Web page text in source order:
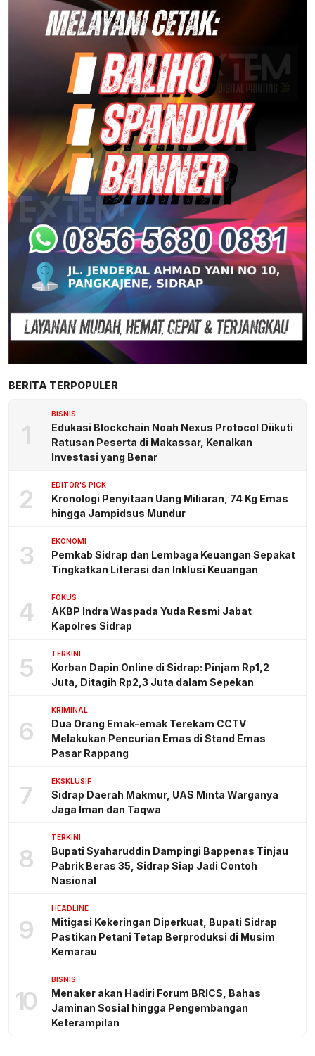
BERITA TERPOPULER
1
BISNIS
Edukasi Blockchain Noah Nexus Protocol Diikuti
Ratusan Peserta di Makassar, Kenalkan
Investasi yang Benar
2 EDITOR'S PICK
Kronologi Penyitaan Uang Miliaran, 74 Kg Emas
hingga Jampidsus Mundur
3 EKONOMI
Pemkab Sidrap dan Lembaga Keuangan Sepakat
Tingkatkan Literasi dan Inklusi Keuangan
4 FOKUS
AKBP Indra Waspada Yuda Resmi Jabat
Kapolres Sidrap
5 TERKINI
Korban Dapin Online di Sidrap: Pinjam Rp1,2
Juta, Ditagih Rp2,3 Juta dalam Sepekan
6
KRIMINAL
Dua Orang Emak-emak Terekam CCTV
Melakukan Pencurian Emas di Stand Emas
Pasar Rappang
7 EKSKLUSIF
Sidrap Daerah Makmur, UAS Minta Warganya
Jaga Iman dan Taqwa
8
TERKINI
Bupati Syaharuddin Dampingi Bappenas Tinjau
Pabrik Beras 35, Sidrap Siap Jadi Contoh
Nasional
9
HEADLINE
Mitigasi Kekeringan Diperkuat, Bupati Sidrap
Pastikan Petani Tetap Berproduksi di Musim
Kemarau
10
BISNIS
Menaker akan Hadiri Forum BRICS, Bahas
Jaminan Sosial hingga Pengembangan
Keterampilan